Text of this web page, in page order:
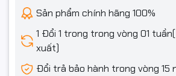
Sản phẩm chính hãng 100%
1 Đổi 1 trong trong vòng 01
xuất)
Đổi trả bảo hành trong vòng 15